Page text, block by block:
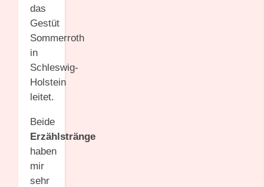
das
Gestüt
Sommerroth
in
Schleswig-
Holstein
leitet.
Beide
Erzählstränge
haben
mir
sehr